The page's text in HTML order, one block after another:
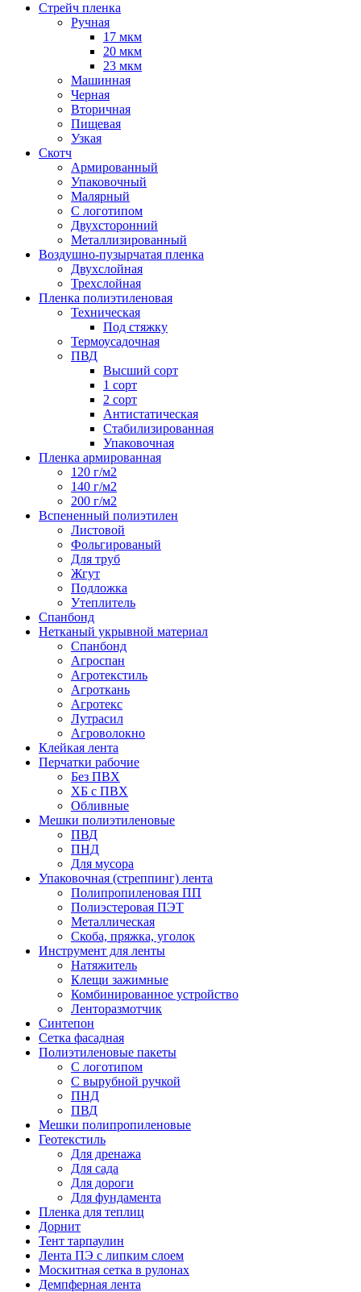
Стрейч пленка
Ручная
17 мкм
20 мкм
23 мкм
Машинная
Черная
Вторичная
Пищевая
Узкая
Скотч
Армированный
Упаковочный
Малярный
С логотипом
Двухсторонний
Металлизированный
Воздушно-пузырчатая пленка
Двухслойная
Трехслойная
Пленка полиэтиленовая
Техническая
Под стяжку
Термоусадочная
ПВД
Высший сорт
1 сорт
2 сорт
Антистатическая
Стабилизированная
Упаковочная
Пленка армированная
120 г/м2
140 г/м2
200 г/м2
Вспененный полиэтилен
Листовой
Фольгированый
Для труб
Жгут
Подложка
Утеплитель
Спанбонд
Нетканый укрывной материал
Спанбонд
Агроспан
Агротекстиль
Агроткань
Агротекс
Лутрасил
Агроволокно
Клейкая лента
Перчатки рабочие
Без ПВХ
ХБ с ПВХ
Обливные
Мешки полиэтиленовые
ПВД
ПНД
Для мусора
Упаковочная (стреппинг) лента
Полипропиленовая ПП
Полиэстеровая ПЭТ
Металлическая
Скоба, пряжка, уголок
Инструмент для ленты
Натяжитель
Клещи зажимные
Комбинированное устройство
Ленторазмотчик
Синтепон
Сетка фасадная
Полиэтиленовые пакеты
С логотипом
С вырубной ручкой
ПНД
ПВД
Мешки полипропиленовые
Геотекстиль
Для дренажа
Для сада
Для дороги
Для фундамента
Пленка для теплиц
Дорнит
Тент тарпаулин
Лента ПЭ с липким слоем
Москитная сетка в рулонах
Демпферная лента